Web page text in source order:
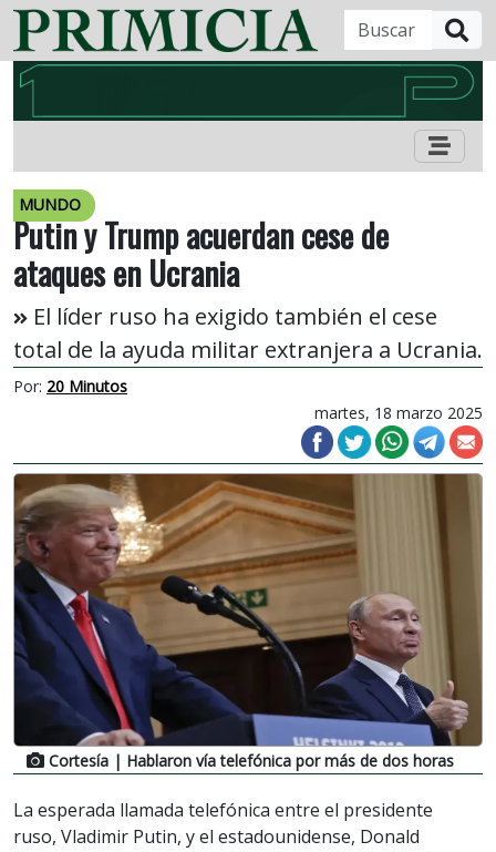
MUNDO
Putin y Trump acuerdan cese de
ataques en Ucrania
El líder ruso ha exigido también el cese
total de la ayuda militar extranjera a Ucrania.
Por: 20 Minutos
martes, 18 marzo 2025
Cortesía | Hablaron vía telefónica por más de dos horas
La esperada llamada telefónica entre el presidente
ruso, Vladimir Putin, y el estadounidense, Donald